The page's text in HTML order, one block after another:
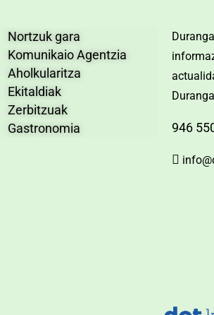
Nortzuk gara
Komunikaio Agentzia
Aholkularitza
Ekitaldiak
Zerbitzuak
Gastronomia
946